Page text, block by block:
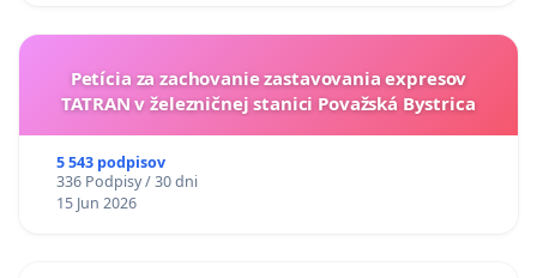
Petícia za zachovanie zastavovania expresov
TATRAN v železničnej stanici Považská Bystrica
5 543 podpisov
336 Podpisy / 30 dni
15 Jun 2026